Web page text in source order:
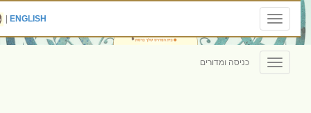
Toggle
navigation
ENGLISH
|
Toggle
navigation
כניסה ומדורים